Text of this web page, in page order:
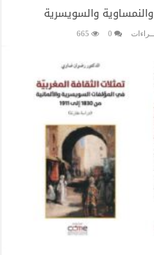
والسويسرية
0
665